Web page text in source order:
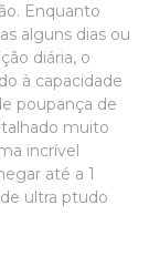
Enquanto
alguns dias ou
diária, o
à capacidade
poupança de
muito
incrível
até a 1
ultra ptudo